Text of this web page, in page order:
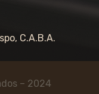
C.A.B.A.
– 2024